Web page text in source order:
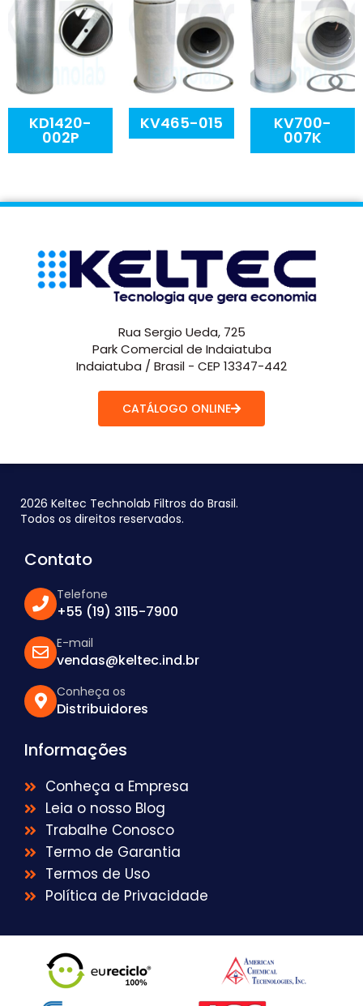
KD1420-
002P
KV465-015 KV700-
007K
Rua Sergio Ueda, 725
Park Comercial de Indaiatuba
Indaiatuba / Brasil - CEP 13347-442
CATÁLOGO ONLINE
2026 Keltec Technolab Filtros do Brasil.
Todos os direitos reservados.
Contato
Telefone
+55 (19) 3115-7900
E-mail
vendas@keltec.ind.br
Conheça os
Distribuidores
Informações
Conheça a Empresa
Leia o nosso Blog
Trabalhe Conosco
Termo de Garantia
Termos de Uso
Política de Privacidade